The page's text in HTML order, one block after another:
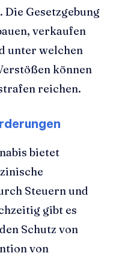
Gesetzgebung
verkaufen
unter welchen
können
reichen.
bietet
Steuern und
gibt es
Schutz von
von